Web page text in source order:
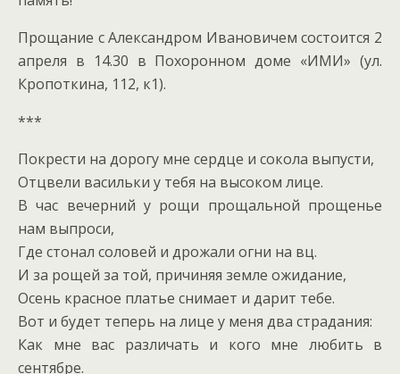
Прощание с Александром Ивановичем состоится 2
апреля в 14.30 в Похоронном доме «ИМИ» (ул.
Кропоткина, 112, к1).
***
Покрести на дорогу мне сердце и сокола выпусти,
Отцвели васильки у тебя на высоком лице.
В час вечерний у рощи прощальной прощенье
нам выпроси,
Где стонал соловей и дрожали огни на вц.
И за рощей за той, причиняя земле ожидание,
Осень красное платье снимает и дарит тебе.
Вот и будет теперь на лице у меня два страдания:
Как мне вас различать и кого мне любить в
сентябре.